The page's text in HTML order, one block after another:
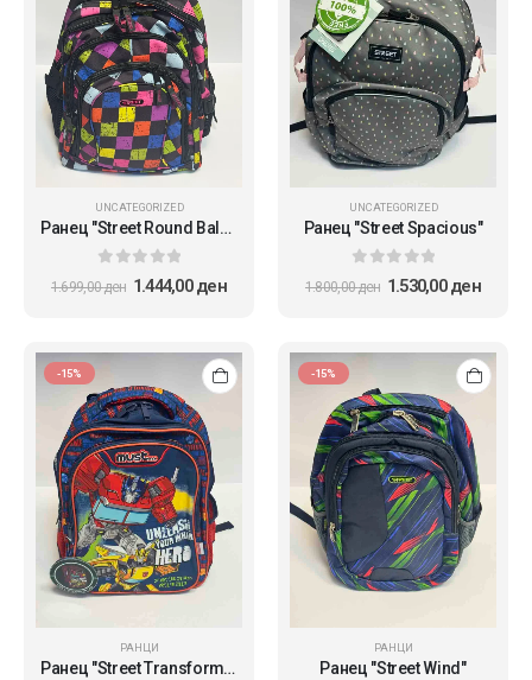
UNCATEGORIZED
Ранец "Street Round Balance"
out of 5
1.699,00ден 1.444,00ден
UNCATEGORIZED
Ранец "Street Spacious"
out of 5
1.800,00ден 1.530,00ден
-15%
РАНЦИ
Ранец "Street Transformers Unleash"
-15%
РАНЦИ
Ранец "Street Wind"